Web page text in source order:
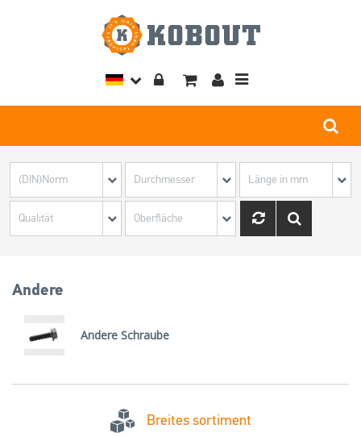
Toggle
Andere
Andere Schraube
Breites sortiment